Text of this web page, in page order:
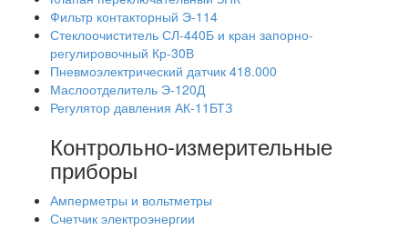
Фильтр контакторный Э-114
Стеклоочиститель СЛ-440Б и кран запорно-
регулировочный Кр-30В
Пневмоэлектрический датчик 418.000
Маслоотделитель Э-120Д
Регулятор давления АК-11БТЗ
Контрольно-измерительные
приборы
Амперметры и вольтметры
Счетчик электроэнергии